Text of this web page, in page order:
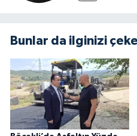
Bunlar da ilginizi